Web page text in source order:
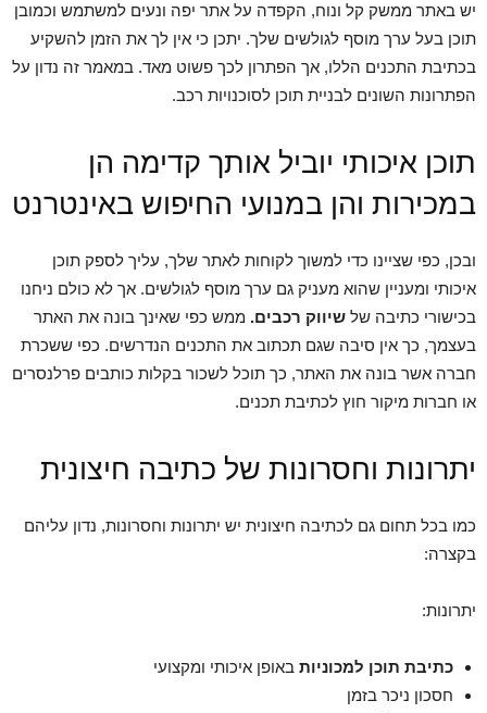
יש באתר ממשק קל ונוח, הקפדה על אתר יפה ונעים למשתמש וכמובן
תוכן בעל ערך מוסף לגולשים שלך. יתכן כי אין לך את הזמן להשקיע
בכתיבת התכנים הללו, אך הפתרון לכך פשוט מאד. במאמר זה נדון על
הפתרונות השונים לבניית תוכן לסוכנויות רכב.
תוכן איכותי יוביל אותך קדימה הן
במכירות והן במנועי החיפוש באינטרנט
ובכן, כפי שציינו כדי למשוך לקוחות לאתר שלך, עליך לספק תוכן
איכותי ומעניין שהוא מעניק גם ערך מוסף לגולשים. אך לא כולם ניחנו
בכישורי כתיבה של שיווק רכבים. ממש כפי שאינך בונה את האתר
בעצמך, כך אין סיבה שגם תכתוב את התכנים הנדרשים. כפי ששכרת
חברה אשר בונה את האתר, כך תוכל לשכור בקלות כותבים פרלנסרים
או חברות מיקור חוץ לכתיבת תכנים.
יתרונות וחסרונות של כתיבה חיצונית
כמו בכל תחום גם לכתיבה חיצונית יש יתרונות וחסרונות, נדון עליהם
בקצרה:
יתרונות:
כתיבת תוכן למכוניות באופן איכותי ומקצועי
חסכון ניכר בזמן